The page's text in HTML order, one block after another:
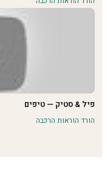
פיל & סטיק — טיפים
הורד הוראות הרכבה